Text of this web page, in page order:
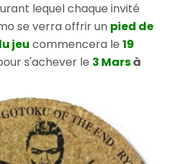
lequel chaque invité
se verra offrir un pied de
jeu commencera le 19
s'achever le 3 Marsà